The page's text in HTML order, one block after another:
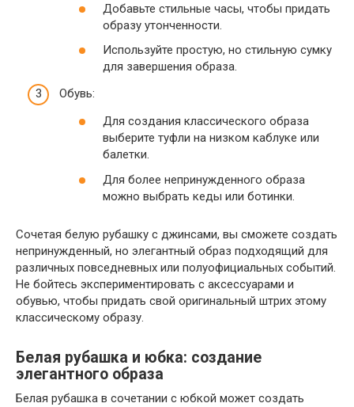
Добавьте стильные часы, чтобы придать
образу утонченности.
Используйте простую, но стильную сумку
для завершения образа.
Обувь:
Для создания классического образа
выберите туфли на низком каблуке или
балетки.
Для более непринужденного образа
можно выбрать кеды или ботинки.
Сочетая белую рубашку с джинсами, вы сможете создать
непринужденный, но элегантный образ подходящий для
различных повседневных или полуофициальных событий.
Не бойтесь экспериментировать с аксессуарами и
обувью, чтобы придать свой оригинальный штрих этому
классическому образу.
Белая рубашка и юбка: создание
элегантного образа
Белая рубашка в сочетании с юбкой может создать